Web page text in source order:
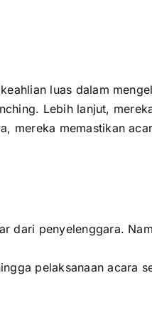
luas dalam
Lebih lanjut,
mereka memastikan
dari penyelenggara.
pelaksanaan